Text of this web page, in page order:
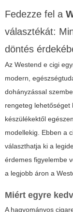
Fedezze fel a
választékát:
döntés
Az Westend e cigi
modern,
dohányzással
rengeteg lehetőséget
készülékektől
modellekig. Ebben a
választhatja ki a
érdemes figyelembe
a legjobb áron a
Miért egyre
A hagyományos